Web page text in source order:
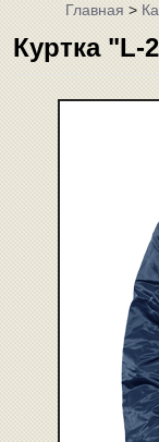
Главная>
Куртка